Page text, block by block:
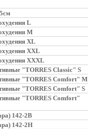
L
M
XL
XXL
XXXL
"TORRES Classic" S
"TORRES Comfort" M
"TORRES Comfort" S
"TORRES Comfort"
142-2В
142-2Н